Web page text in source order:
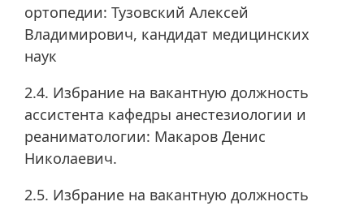
ортопедии: Тузовский Алексей
Владимирович, кандидат медицинских
наук
2.4. Избрание на вакантную должность
ассистента кафедры анестезиологии и
реаниматологии: Макаров Денис
Николаевич.
2.5. Избрание на вакантную должность